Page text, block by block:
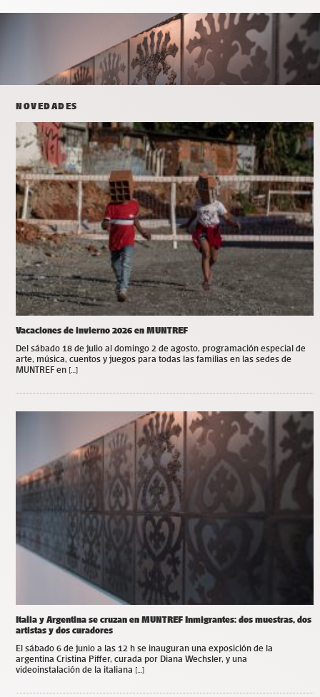
NOVEDADES
Vacaciones de invierno 2026 en MUNTREF
Del sábado 18 de julio al domingo 2 de agosto, programación especial de
arte, música, cuentos y juegos para todas las familias en las sedes de
MUNTREF en […]
Italia y Argentina se cruzan en MUNTREF Inmigrantes: dos muestras, dos
artistas y dos curadores
El sábado 6 de junio a las 12 h se inauguran una exposición de la
argentina Cristina Piffer, curada por Diana Wechsler, y una
videoinstalación de la italiana […]